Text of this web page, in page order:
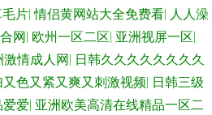
片|情侣黄网站大全免费看| 人人澡
网| 欧州一区二区| 亚洲视屏一区|
激情成人网| 日韩久久久久久久久久
又色又紧又爽又刺激视频| 日韩三级
爱爱| 亚洲欧美高清在线精品一区二